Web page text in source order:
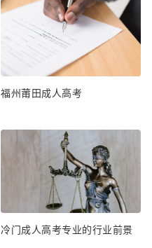
福州莆田成人高考
冷门成人高考专业的行业前景